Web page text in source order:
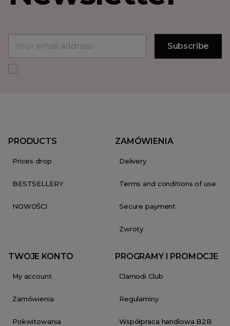
PRODUCTS
Prices drop
BESTSELLERY
NOWOŚCI
ZAMÓWIENIA
Delivery
Terms and conditions of use
Secure payment
Zwroty
TWOJE KONTO
My account
Zamówienia
Pokwitowania
PROGRAMY I PROMOCJE
Clamodi Club
Regulaminy
Współpraca handlowa B2B